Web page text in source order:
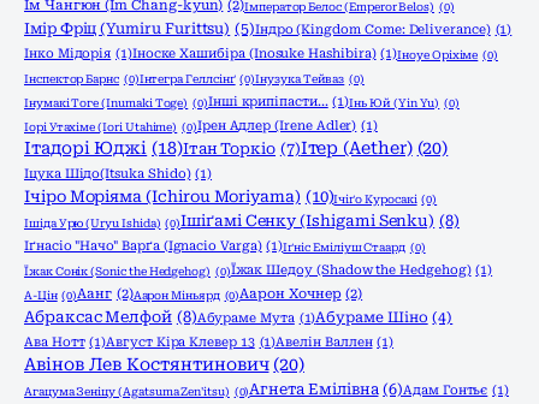
Ім Чангюн (Im Chang-kyun) (2)Імператор Белос (Emperor Belos) (0)
Імір Фріц (Yumiru Furittsu) (5)Індро (Kingdom Come: Deliverance) (1)
Інко Мідорія (1)Іноске Хашибіра (Inosuke Hashibira) (1)Іноуе Оріхіме (0)
Інспектор Барнс (0)Інтегра Геллсінґ (0)Інузука Тейваз (0)
Інумакі Тоге (Inumaki Toge) (0)Інші крипіпасти... (1)Інь Юй (Yin Yu) (0)
Іорі Утахіме (Iori Utahime) (0)Ірен Адлер (Irene Adler) (1)
Ітадорі Юджі (18)Ітан Торкіо (7)Ітер (Aether) (20)
Іцука Шідо(Itsuka Shido) (1)
Ічіро Моріяма (Ichirou Moriyama) (10)Ічіґо Куросакі (0)
Ішіда Урю (Uryu Ishida) (0)Ішіґамі Сенку (Ishigami Senku) (8)
Іґнасіо "Начо" Варґа (Ignacio Varga) (1)Іґніс Еміліуш Стаард (0)
Їжак Сонік (Sonic the Hedgehog) (0)Їжак Шедоу (Shadow the Hedgehog) (1)
А-Цін (0)Аанг (2)Аарон Міньярд (0)Аарон Хочнер (2)
Абраксас Мелфой (8)Абураме Мута (1)Абураме Шіно (4)
Ава Нотт (1)Август Кіра Клевер 13 (1)Авелін Валлен (1)
Авінов Лев Костянтинович (20)
Агацума Зеніцу (Agatsuma Zen'itsu) (0)Агнета Емілівна (6)Адам Гонтьє (1)